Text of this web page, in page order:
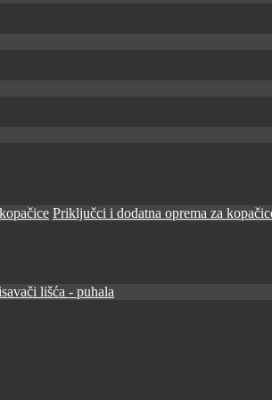
Priključci i dodatna oprema za
lišća - puhala